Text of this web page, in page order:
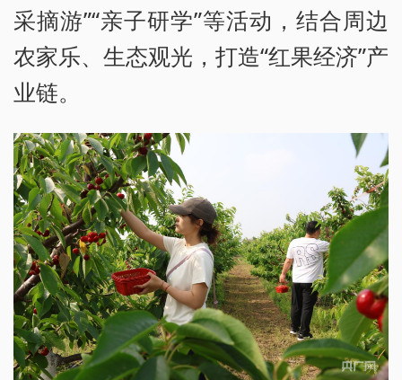
采摘游”“亲子研学”等活动，结合周边
农家乐、生态观光，打造“红果经济”产
业链。